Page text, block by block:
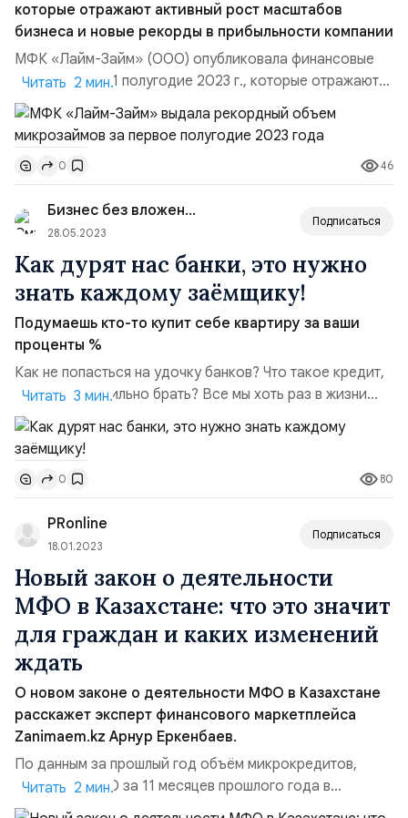
которые отражают активный рост масштабов
бизнеса и новые рекорды в прибыльности компании
МФК «Лайм-Займ» (ООО) опубликовала финансовые
результаты за 1 полугодие 2023 г., которые отражают
активный рост масштабов бизнеса и новые рекорды в
прибыльности компании. Чистый портфель
микрозаймов (за вычетом резервов) на 30,06,2023
составил 3,4 млрд руб., увеличившись с начала года на
61% (2,1 млрд рублей на 31,12,2022). Объём
микрозаймов, выдан...
Читать 2 мин.
0 46
Бизнес без вложений
28.05.2023
Подписаться
Как дурят нас банки, это нужно
знать каждому заёмщику!
Подумаешь кто-то купит себе квартиру за ваши
проценты %
Как не попасться на удочку банков? Что такое кредит,
и как его правильно брать? Все мы хоть раз в жизни
брали деньги в кредит. Не всегда вовремя отдавали
банку, а иногда и вовсе не отдавали. В итоге на руках у
нас либо просрочка, либо пеня, либо испорченная
кредитная история. Так как же взять кредит правильно?
Для начала надо выбрать банк и его усл...
Читать 3 мин.
0 80
PRonline
18.01.2023
Подписаться
Новый закон о деятел­ьности
МФО в Казахстане: что это значит
для граж­дан и каких изменений
ждать
О новом законе о деятел­ьности МФО в Казахстане
расскажет эксперт финансового маркетплейса
Zanimaem.kz Арнур Еркенбаев.
По данным за прошлый год объём микрокредитов,
выданным МФО за 11 месяцев прошлого года в
Казахстане, вырос на 42,7% – до 979 млрд тенге.
Читать 2 мин.